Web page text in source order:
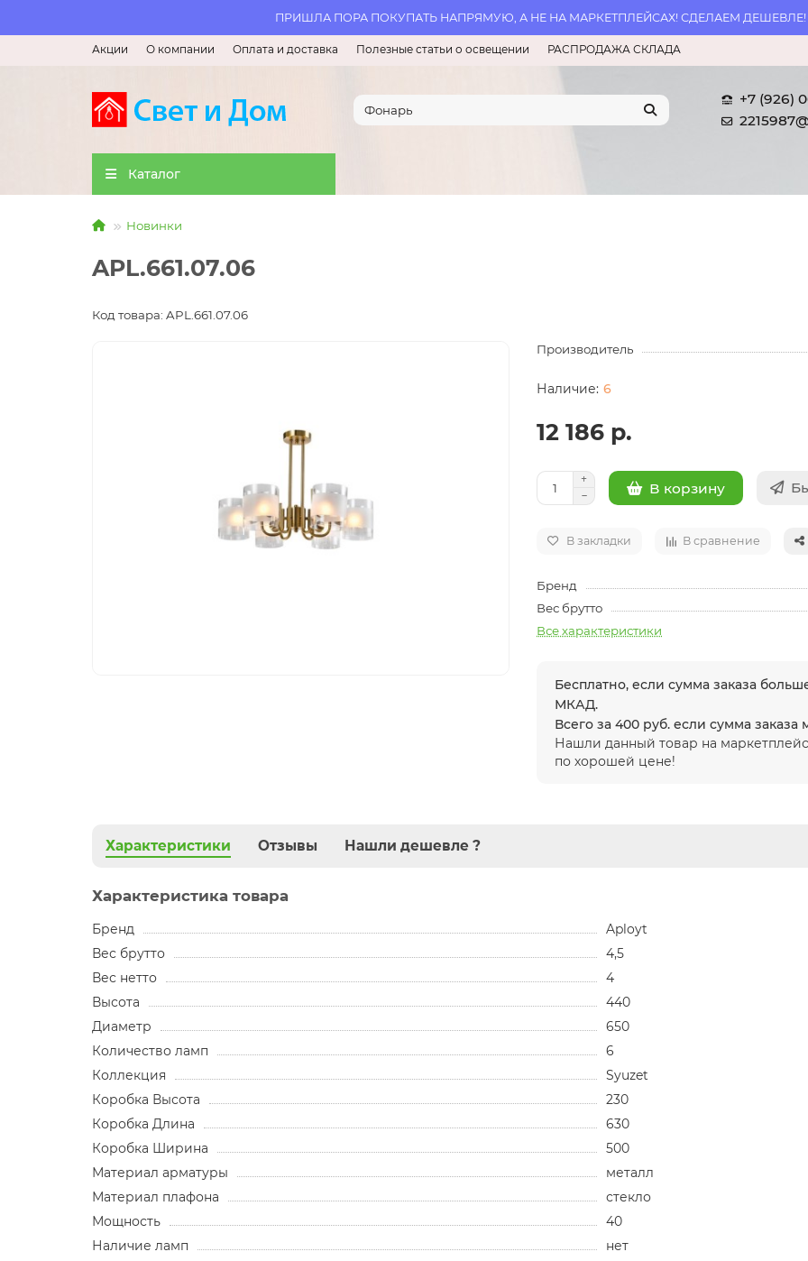
ПРИШЛА ПОРА ПОКУПАТЬ НАПРЯМУЮ, А НЕ НА МАРКЕТПЛЕЙСАХ! СДЕЛАЕМ
Акции О компании Оплата и доставка Полезные статьи о освещении РАСПРОДАЖА СКЛАДА
+7 (926)
Каталог
Новинки
APL.661.07.06
Код товара: APL.661.07.06
Производитель
6
12 186 р.
В корзину
В закладки В сравнение
Бренд
Вес брутто
Все характеристики
Бесплатно, если сумма заказа
МКАД.
Всего за 400 руб. если сумма
Нашли данный товар на
по хорошей цене!
Характеристики Отзывы Нашли дешевле ?
Характеристика товара
Бренд
Aployt
Вес брутто
4,5
Вес нетто
4
Высота
440
Диаметр
650
Количество ламп
6
Коллекция
Syuzet
Коробка Высота
230
Коробка Длина
630
Коробка Ширина
500
Материал арматуры
металл
Материал плафона
стекло
Мощность
40
Наличие ламп
нет